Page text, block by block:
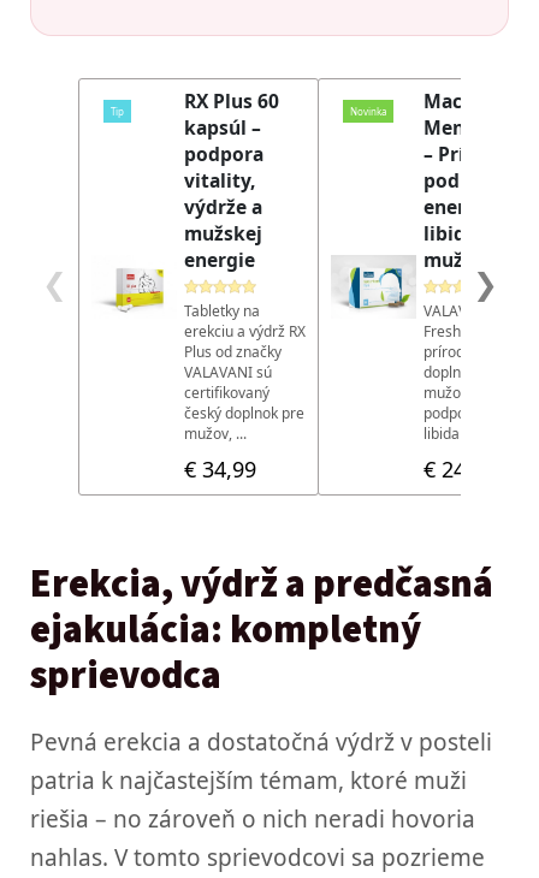
Erekcia, výdrž a predčasná
ejakulácia: kompletný
sprievodca
Pevná erekcia a dostatočná výdrž v posteli
patria k najčastejším témam, ktoré muži
riešia – no zároveň o nich neradi hovoria
nahlas. V tomto sprievodcovi sa pozrieme